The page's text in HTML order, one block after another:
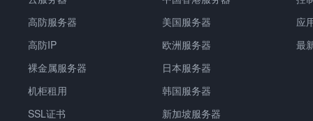
高防服务器
高防IP
裸金属服务器
机柜租用
SSL证书
美国服务器
欧洲服务器
日本服务器
韩国服务器
新加坡服务器
应
最